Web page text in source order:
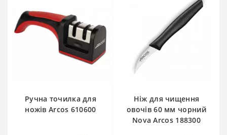
Ручна точилка для
ножів Arcos 610600
Ніж для чищення
овочів 60 мм чорний
Nova Arcos 188300